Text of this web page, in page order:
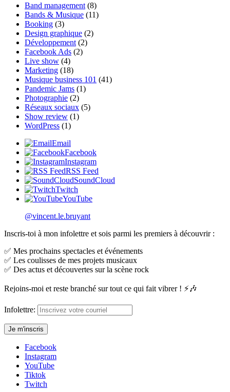
Band management (8)
Bands & Musique (11)
Booking (3)
Design graphique (2)
Développement (2)
Facebook Ads (2)
Live show (4)
Marketing (18)
Musique business 101 (41)
Pandemic Jams (1)
Photographie (2)
Réseaux sociaux (5)
Show review (1)
WordPress (1)
Email
Facebook
Instagram
RSS Feed
SoundCloud
Twitch
YouTube
@vincent.le.bruyant
Inscris-toi à mon infolettre et sois parmi les premiers à découvrir :
✅ Mes prochains spectacles et événements
✅ Les coulisses de mes projets musicaux
✅ Des actus et découvertes sur la scène rock
Rejoins-moi et reste branché sur tout ce qui fait vibrer ! ⚡🎶
Infolettre:
Facebook
Instagram
YouTube
Tiktok
Twitch